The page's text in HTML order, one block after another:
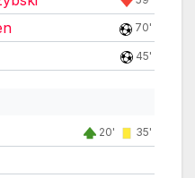
70'
45'
20' 35'